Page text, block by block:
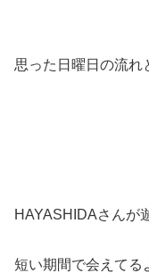
思った日曜日の流れ
HAYASHIDAさんが
短い期間で会えてる